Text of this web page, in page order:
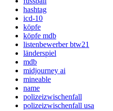
hashtag
icd-10
köpfe
köpfe mdb
listenbewerber btw21
länderspiel
mdb
midjourney ai
mineable
name
polizeizwischenfall
polizeizwischenfall usa